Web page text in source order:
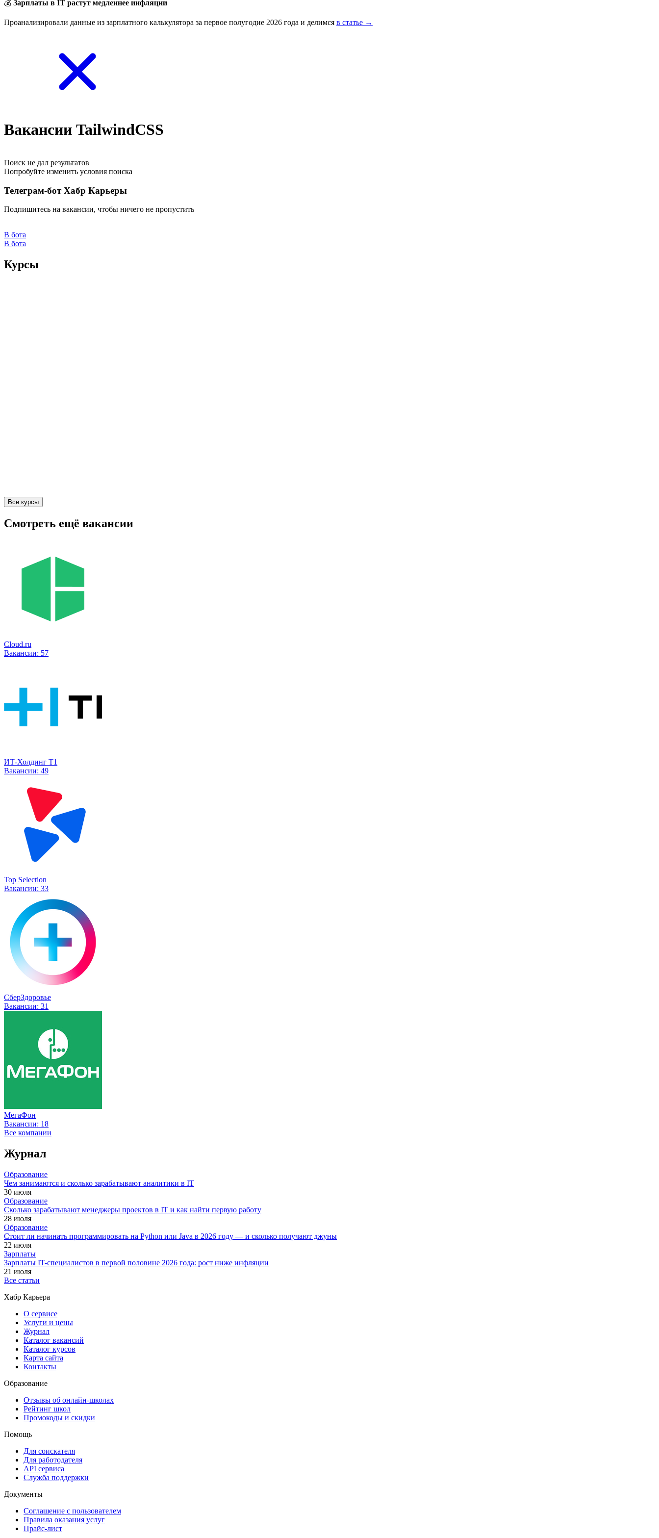
💰 Зарплаты в IT растут медленнее инфляции
Проанализировали данные из зарплатного калькулятора за первое полугодие 2026 года и делимся в статье →
Вакансии TailwindCSS
Поиск не дал результатов
Попробуйте изменить условия поиска
Телеграм-бот Хабр Карьеры
Подпишитесь на вакансии, чтобы ничего не пропустить
В бота
В бота
Курсы
Все курсы
Смотреть ещё вакансии
Cloud.ru
Вакансии: 57
ИТ-Холдинг Т1
Вакансии: 49
Top Selection
Вакансии: 33
СберЗдоровье
Вакансии: 31
МегаФон
Вакансии: 18
Все компании
Журнал
Образование
Чем занимаются и сколько зарабатывают аналитики в IT
30 июля
Образование
Сколько зарабатывают менеджеры проектов в IT и как найти первую работу
28 июля
Образование
Стоит ли начинать программировать на Python или Java в 2026 году — и сколько получают джуны
22 июля
Зарплаты
Зарплаты IT-специалистов в первой половине 2026 года: рост ниже инфляции
21 июля
Все статьи
Хабр Карьера
О сервисе
Услуги и цены
Журнал
Каталог вакансий
Каталог курсов
Карта сайта
Контакты
Образование
Отзывы об онлайн-школах
Рейтинг школ
Промокоды и скидки
Помощь
Для соискателя
Для работодателя
API сервиса
Служба поддержки
Документы
Соглашение с пользователем
Правила оказания услуг
Прайс-лист